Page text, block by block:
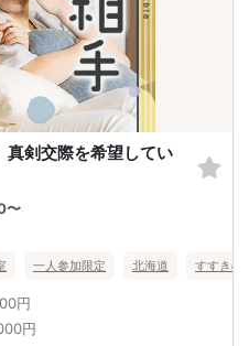
真剣交際を希望してい
〜
一人参加限定 北海道 すすきの
円
円